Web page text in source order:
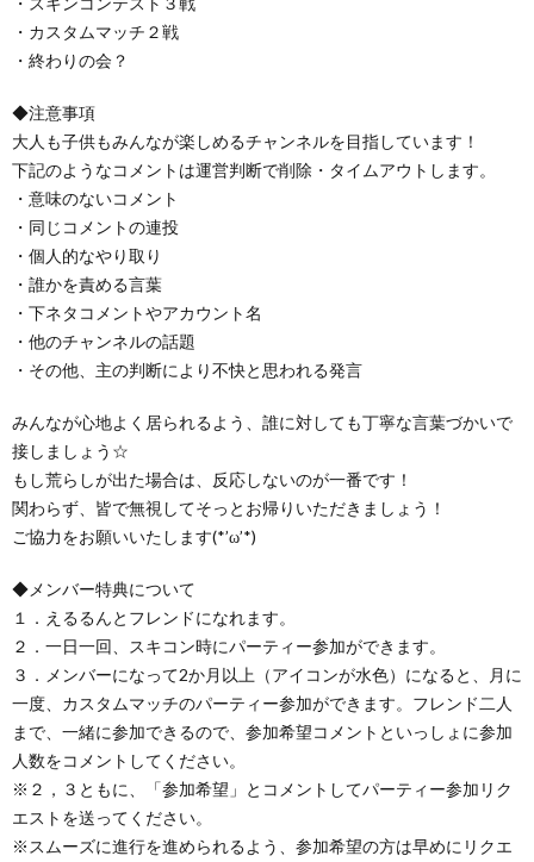
・カスタムマッチ２戦
・終わりの会？
◆注意事項
大人も子供もみんなが楽しめるチャンネルを目指しています！
下記のようなコメントは運営判断で削除・タイムアウトします。
・意味のないコメント
・同じコメントの連投
・個人的なやり取り
・誰かを責める言葉
・下ネタコメントやアカウント名
・他のチャンネルの話題
・その他、主の判断により不快と思われる発言
みんなが心地よく居られるよう、誰に対しても丁寧な言葉づかいで
接しましょう☆
もし荒らしが出た場合は、反応しないのが一番です！
関わらず、皆で無視してそっとお帰りいただきましょう！
ご協力をお願いいたします(*’ω’*)
◆メンバー特典について
１．えるるんとフレンドになれます。
２．一日一回、スキコン時にパーティー参加ができます。
３．メンバーになって2か月以上（アイコンが水色）になると、月に
一度、カスタムマッチのパーティー参加ができます。フレンド二人
まで、一緒に参加できるので、参加希望コメントといっしょに参加
人数をコメントしてください。
※２，３ともに、「参加希望」とコメントしてパーティー参加リク
エストを送ってください。
※スムーズに進行を進められるよう、参加希望の方は早めにリクエ